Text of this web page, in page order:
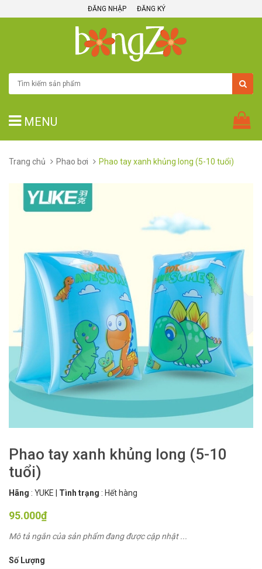
ĐĂNG NHẬP ĐĂNG KÝ
MENU
Trang chủ Phao bơi Phao tay xanh khủng long (5-10 tuổi)
Phao tay xanh khủng long (5-10
tuổi)
Hãng : YUKE Tình trạng : Hết hàng
95.000₫
Mô tả ngắn của sản phẩm đang được cập nhật ...
Số Lượng